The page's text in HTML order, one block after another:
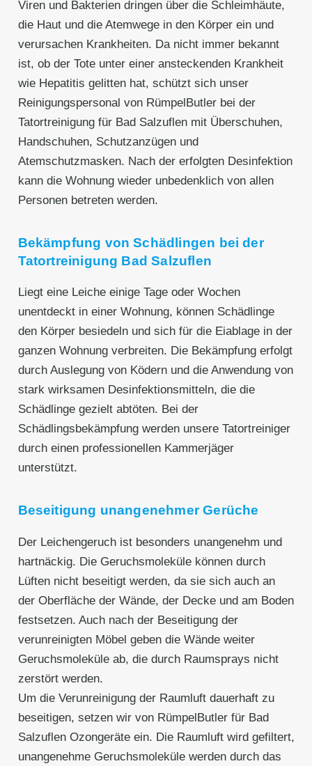
Viren und Bakterien dringen über die Schleimhäute,
die Haut und die Atemwege in den Körper ein und
verursachen Krankheiten. Da nicht immer bekannt
ist, ob der Tote unter einer ansteckenden Krankheit
wie Hepatitis gelitten hat, schützt sich unser
Reinigungspersonal von RümpelButler bei der
Tatortreinigung für Bad Salzuflen mit Überschuhen,
Handschuhen, Schutzanzügen und
Atemschutzmasken. Nach der erfolgten Desinfektion
kann die Wohnung wieder unbedenklich von allen
Personen betreten werden.
Bekämpfung von Schädlingen bei der
Tatortreinigung Bad Salzuflen
Liegt eine Leiche einige Tage oder Wochen
unentdeckt in einer Wohnung, können Schädlinge
den Körper besiedeln und sich für die Eiablage in der
ganzen Wohnung verbreiten. Die Bekämpfung erfolgt
durch Auslegung von Ködern und die Anwendung von
stark wirksamen Desinfektionsmitteln, die die
Schädlinge gezielt abtöten. Bei der
Schädlingsbekämpfung werden unsere Tatortreiniger
durch einen professionellen Kammerjäger
unterstützt.
Beseitigung unangenehmer Gerüche
Der Leichengeruch ist besonders unangenehm und
hartnäckig. Die Geruchsmoleküle können durch
Lüften nicht beseitigt werden, da sie sich auch an
der Oberfläche der Wände, der Decke und am Boden
festsetzen. Auch nach der Beseitigung der
verunreinigten Möbel geben die Wände weiter
Geruchsmoleküle ab, die durch Raumsprays nicht
zerstört werden.
Um die Verunreinigung der Raumluft dauerhaft zu
beseitigen, setzen wir von RümpelButler für Bad
Salzuflen Ozongeräte ein. Die Raumluft wird gefiltert,
unangenehme Geruchsmoleküle werden durch das